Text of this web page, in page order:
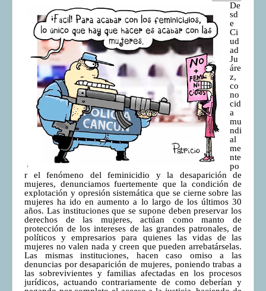
Multimedia
Archivos
Contacto
Afirmación
COMUNERA 67 EN PDF numero de presentación de la
voz de la Casa de los pueblos
De
sd
e
Ci
ud
ad
Ju
áre
z,
co
no
cid
a
mu
ndi
al
me
nte
po
r el fenómeno del feminicidio y la desaparición de
mujeres, denunciamos fuertemente que la condición de
explotación y opresión sistemática que se cierne sobre las
mujeres ha ido en aumento a lo largo de los últimos 30
años. Las instituciones que se supone deben preservar los
derechos de las mujeres, actúan como manto de
protección de los intereses de las grandes patronales, de
políticos y empresarios para quienes las vidas de las
mujeres no valen nada y creen que pueden arrebatárselas.
Las mismas instituciones, hacen caso omiso a las
denuncias por desaparición de mujeres, poniendo trabas a
las sobrevivientes y familias afectadas en los procesos
jurídicos, actuando contrariamente de como deberían y